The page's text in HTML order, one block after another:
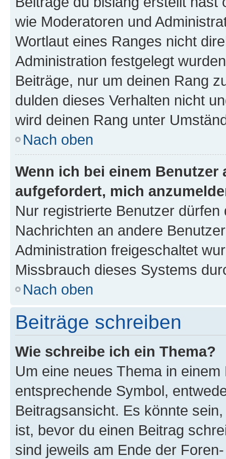
wie Moderatoren und
Wortlaut eines Ranges nicht
Administration festgelegt
Beiträge, nur um deinen Rang
dulden dieses Verhalten nicht
wird deinen Rang unter
Nach oben
Wenn ich bei einem
aufgefordert, mich
Nur registrierte Benutzer
Nachrichten an andere
Administration freigeschaltet
Missbrauch dieses Systems
Nach oben
Beiträge schreiben
Wie schreibe ich ein Thema?
Um eine neues Thema in
entsprechende Symbol,
Beitragsansicht. Es könnte
ist, bevor du einen Beitrag
sind jeweils am Ende der